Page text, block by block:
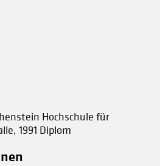
Hochschule für
1991 Diplom